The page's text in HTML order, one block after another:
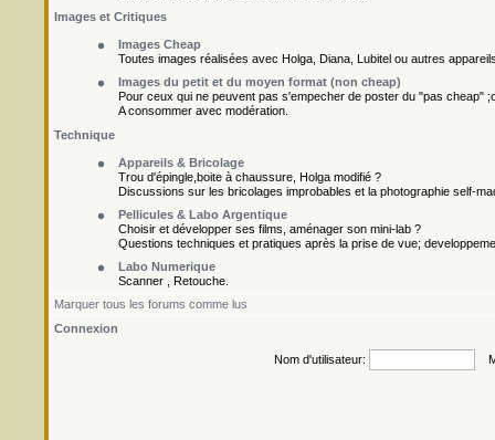
Images et Critiques
Images Cheap
Toutes images réalisées avec Holga, Diana, Lubitel ou autres
Images du petit et du moyen format (non cheap)
Pour ceux qui ne peuvent pas s'empecher de poster du "pas cheap"
A consommer avec modération.
Technique
Appareils & Bricolage
Trou d'épingle,boite à chaussure, Holga modifié ?
Discussions sur les bricolages improbables et la photographie self-
Pellicules & Labo Argentique
Choisir et développer ses films, aménager son mini-lab ?
Questions techniques et pratiques après la prise de vue;
Labo Numerique
Scanner , Retouche.
Marquer tous les forums comme lus
Connexion
Nom d'utilisateur: